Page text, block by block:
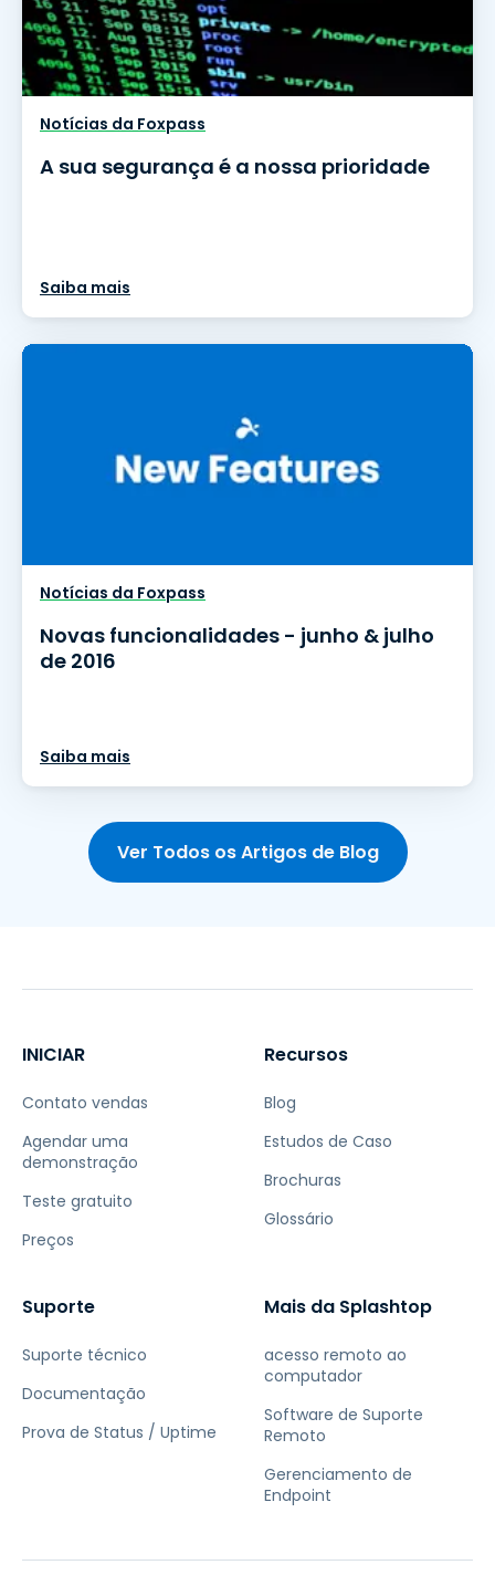
Notícias da Foxpass
A sua segurança é a nossa prioridade
Saiba mais
Notícias da Foxpass
Novas funcionalidades - junho & julho
de 2016
Saiba mais
Ver Todos os Artigos de Blog
INICIAR
Contato vendas
Agendar uma
demonstração
Teste gratuito
Preços
Recursos
Blog
Estudos de Caso
Brochuras
Glossário
Suporte
Suporte técnico
Documentação
Prova de Status / Uptime
Mais da Splashtop
acesso remoto ao
computador
Software de Suporte
Remoto
Gerenciamento de
Endpoint